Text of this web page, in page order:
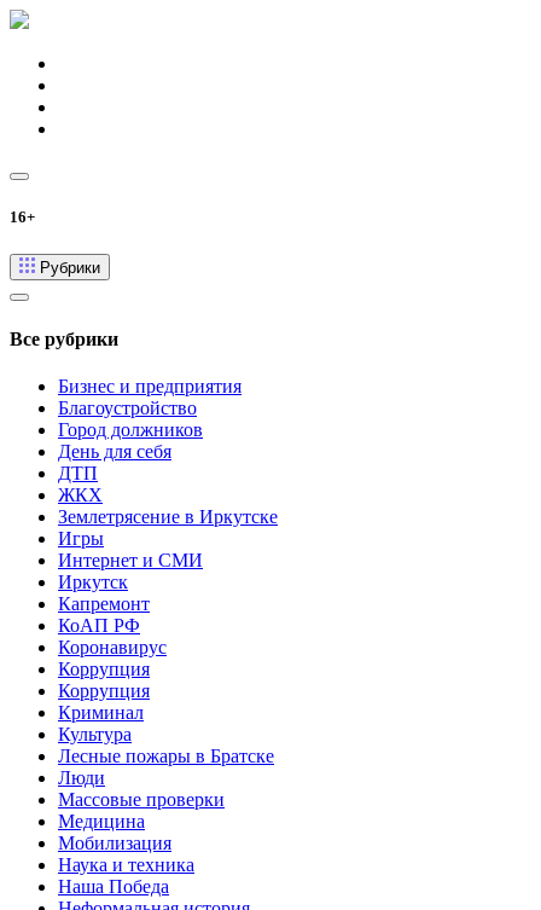
16+
Рубрики
Все рубрики
Бизнес и предприятия
Благоустройство
Город должников
День для себя
ДТП
ЖКХ
Землетрясение в Иркутске
Игры
Интернет и СМИ
Иркутск
Капремонт
КоАП РФ
Коронавирус
Коррупция
Коррупция
Криминал
Культура
Лесные пожары в Братске
Люди
Массовые проверки
Медицина
Мобилизация
Наука и техника
Наша Победа